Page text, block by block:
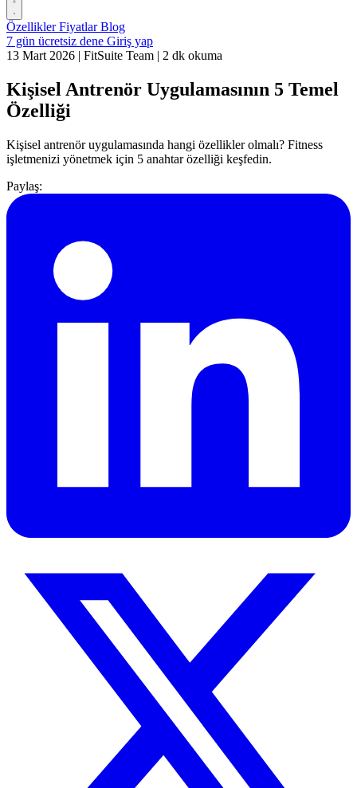
ÖzelliklerFiyatlarBlog
7 gün ücretsiz dene Giriş yap
13 Mart 2026 | FitSuite Team | 2 dk okuma
Kişisel Antrenör Uygulamasının 5 Temel
Özelliği
Kişisel antrenör uygulamasında hangi özellikler olmalı? Fitness
işletmenizi yönetmek için 5 anahtar özelliği keşfedin.
Paylaş: